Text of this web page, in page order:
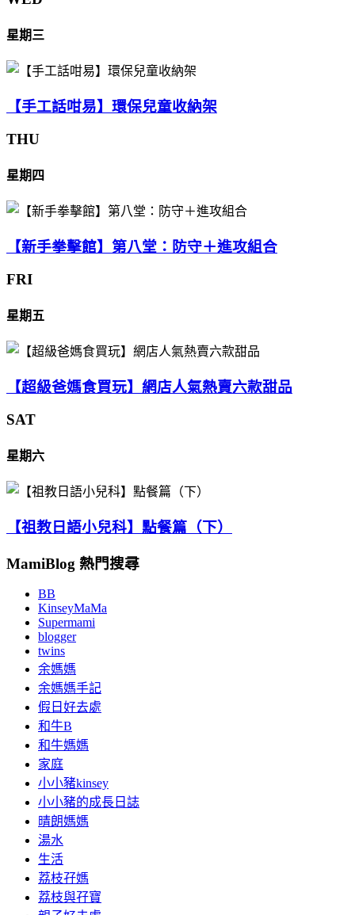
星期三
【手工話咁易】環保兒童收納架
THU
星期四
【新手拳擊館】第八堂：防守＋進攻組合
FRI
星期五
【超級爸媽食買玩】網店人氣熱賣六款甜品
SAT
星期六
【祖教日語小兒科】點餐篇（下）
MamiBlog 熱門搜尋
BB
KinseyMaMa
Supermami
blogger
twins
余媽媽
余媽媽手記
假日好去處
和牛B
和牛媽媽
家庭
小小豬kinsey
小小豬的成長日誌
晴朗媽媽
湯水
生活
荔枝孖媽
荔枝與孖寶